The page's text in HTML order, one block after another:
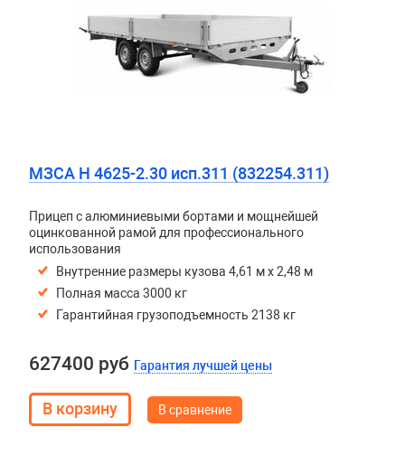
МЗСА H 4625-2.30 исп.311 (832254.311)
Прицеп с алюминиевыми бортами и мощнейшей
оцинкованной рамой для профессионального
использования
Внутренние размеры кузова 4,61 м х 2,48 м
Полная масса 3000 кг
Гарантийная грузоподъемность 2138 кг
627400 руб Гарантия лучшей цены
В сравнение